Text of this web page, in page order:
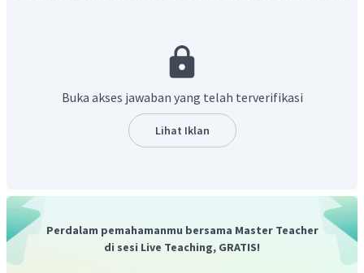
yang tidak dapat menghantarkan listrik dengan
sendirinya, namun larutannya dalam air dapat
Senyawa yang dapat menghantarkan listrik adalah
senyawa yang memiliki elektron atau ion-ion yang mampu
bergerak bebas dan membawa muatan listrik. Senyawa
pada fase yang berbeda.
tidak dapat menghantarkan listrik adalah senyawa
Buka akses jawaban yang telah terverifikasi
Lihat Iklan
Perdalam pemahamanmu bersama Master Teacher
di sesi Live Teaching, GRATIS!